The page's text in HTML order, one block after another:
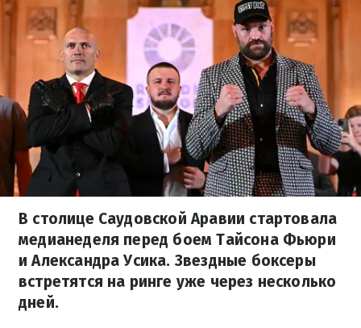
В столице Саудовской Аравии стартовала
медианеделя перед боем Тайсона Фьюри
и Александра Усика. Звездные боксеры
встретятся на ринге уже через несколько
дней.